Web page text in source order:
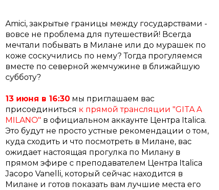
Amici, закрытые границы между государствами -
вовсе не проблема для путешествий! Всегда
мечтали побывать в Милане или до мурашек по
коже соскучились по нему? Тогда прогуляемся
вместе по северной жемчужине в ближайшую
субботу?
13 июня в 16:30 мы приглашаем вас
присоединиться к прямой трансляции "GITA A
MILANO" в официальном аккаунте Центра Italica.
Это будут не просто устные рекомендации о том,
куда сходить и что посмотреть в Милане, вас
ожидает настоящая прогулка по Милану в
прямом эфире с преподавателем Центра Italica
Jacopo Vanelli, который сейчас находится в
Милане и готов показать вам лучшие места его